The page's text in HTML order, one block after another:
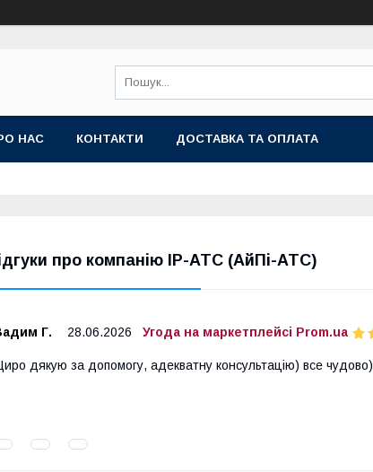
НАС КОНТАКТИ ДОСТАВКА ТА ОПЛАТА
про компанію IP-АТС (АйПі-АТС)
Г. 28.06.2026 Угода на маркетплейсі Prom.ua
дякую за допомогу, адекватну консультацію) все чудово)